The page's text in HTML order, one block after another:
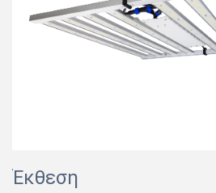
Έκθεση